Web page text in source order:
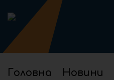
Головна Новини